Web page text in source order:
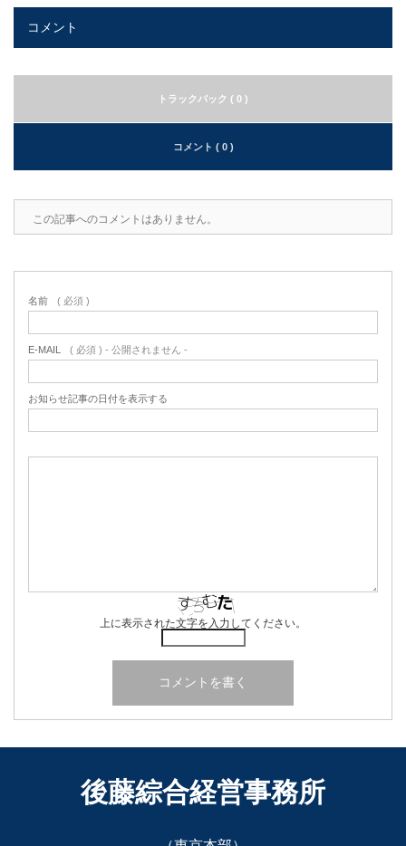
コメント
トラックバック ( 0 )
コメント ( 0 )
この記事へのコメントはありません。
名前 ( 必須 )
E-MAIL ( 必須 ) - 公開されません -
お知らせ記事の日付を表示する
上に表示された文字を入力してください。
後藤綜合経営事務所